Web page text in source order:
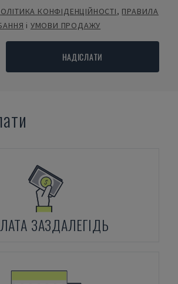
КОНФІДЕНЦІЙНОСТІ, ПРАВИЛА
і УМОВИ ПРОДАЖУ
НАДІСЛАТИ
ЗАЗДАЛЕГІДЬ